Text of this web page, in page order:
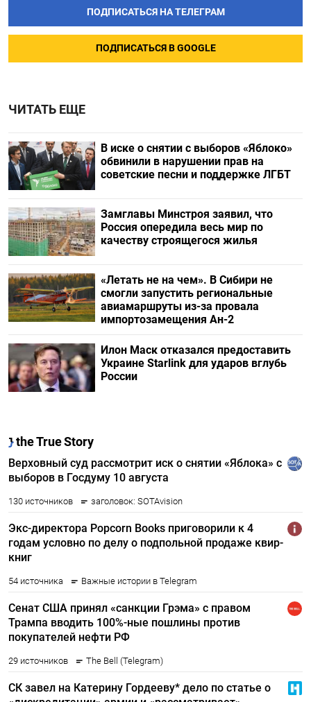
ПОДПИСАТЬСЯ НА ТЕЛЕГРАМ
ПОДПИСАТЬСЯ В GOOGLE
ЧИТАТЬ ЕЩЕ
В иске о снятии с выборов «Яблоко»
обвинили в нарушении прав на
советские песни и поддержке ЛГБТ
Замглавы Минстроя заявил, что
Россия опередила весь мир по
качеству строящегося жилья
«Летать не на чем». В Сибири не
смогли запустить региональные
авиамаршруты из-за провала
импортозамещения Ан-2
Илон Маск отказался предоставить
Украине Starlink для ударов вглубь
России